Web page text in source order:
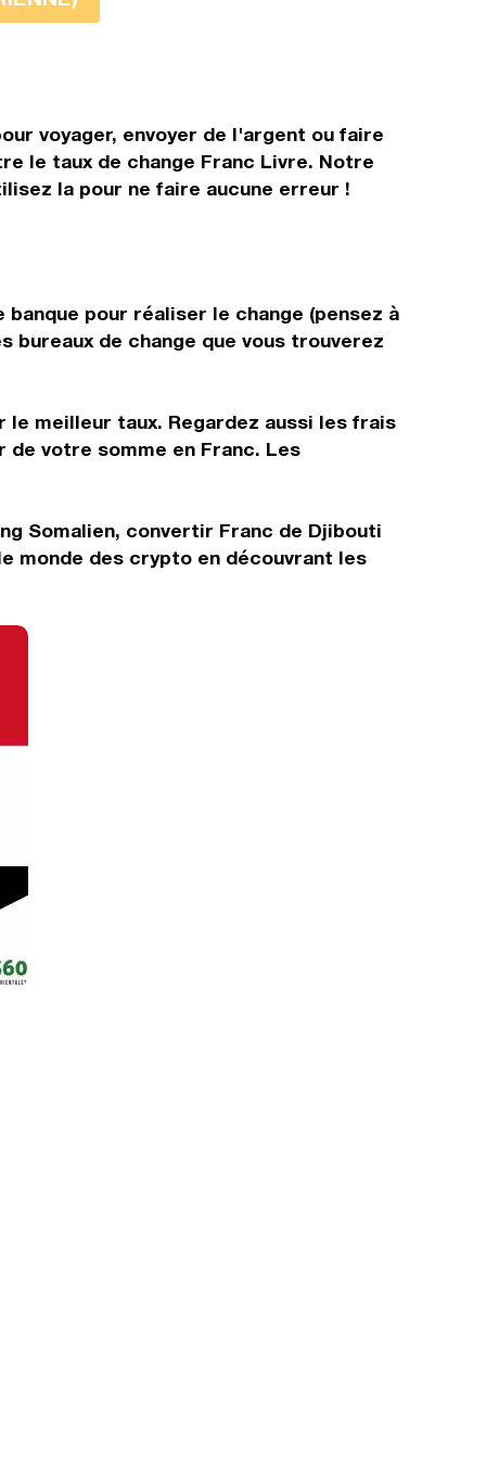
voyager, envoyer de l'argent ou faire
le taux de change Franc Livre. Notre
la pour ne faire aucune erreur !
pour réaliser le change (pensez à
bureaux de change que vous trouverez
meilleur taux. Regardez aussi les frais
votre somme en Franc. Les
Somalien, convertir Franc de Djibouti
monde des crypto en découvrant les